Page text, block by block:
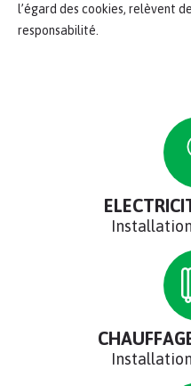
l’égard des cookies, relèvent
responsabilité.